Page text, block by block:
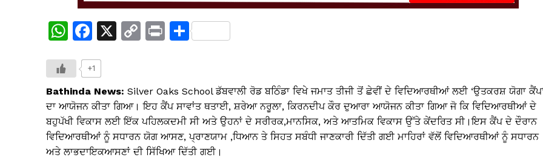
W
at
s
A
p
p
F
c
e
b
o
o
X
C
y
Li
n
k
Pr S
e
+1
Bathinda News: Silver Oaks School ਡੱਬਵਾਲੀ ਰੋਡ ਬਠਿੰਡਾ ਵਿਖੇ ਜਮਾਤ ਤੀਜੀ ਤੋਂ ਛੇਵੀਂ ਦੇ ਵਿਦਿਆਰਥੀਆਂ ਲਈ ‘ਉਤਕਰਸ਼ ਯੋਗਾ
ਦਾ ਆਯੋਜਨ ਕੀਤਾ ਗਿਆ। ਇਹ ਕੈਂਪ ਸਾਵਾਂਤ ਥਤਾਈ, ਸ਼ਰੇਆ ਨਰੂਲਾ, ਕਿਰਨਦੀਪ ਕੌਰ ਦੁਆਰਾ ਆਯੋਜਨ ਕੀਤਾ ਗਿਆ ਜੋ ਕਿ ਵਿਦਿਆਰਥੀਆਂ ਦੇ
ਬਹੁਪੱਖੀ ਵਿਕਾਸ ਲਈ ਇੱਕ ਪਹਿਲਕਦਮੀ ਸੀ ਅਤੇ ਉਹਨਾਂ ਦੇ ਸਰੀਰਕ,ਮਾਨਸਿਕ, ਅਤੇ ਆਤਮਿਕ ਵਿਕਾਸ ਉੱਤੇ ਕੇਂਦਰਿਤ ਸੀ।ਇਸ ਕੈਂਪ ਦੇ ਦੌਰਾਨ
ਵਿਦਿਆਰਥੀਆਂ ਨੂੰ ਸਧਾਰਨ ਯੋਗ ਆਸਣ, ਪ੍ਰਾਣਯਾਮ ,ਧਿਆਨ ਤੇ ਸਿਹਤ ਸਬੰਧੀ ਜਾਣਕਾਰੀ ਦਿੱਤੀ ਗਈ ਮਾਹਿਰਾਂ ਵੱਲੋਂ ਵਿਦਿਆਰਥੀਆਂ ਨੂੰ ਸਧਾਰਨ
ਅਤੇ ਲਾਭਦਾਇਕਆਸਣਾਂ ਦੀ ਸਿੱਖਿਆ ਦਿੱਤੀ ਗਈ।